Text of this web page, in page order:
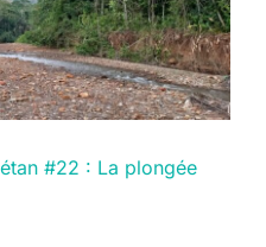
#22 : La plongée